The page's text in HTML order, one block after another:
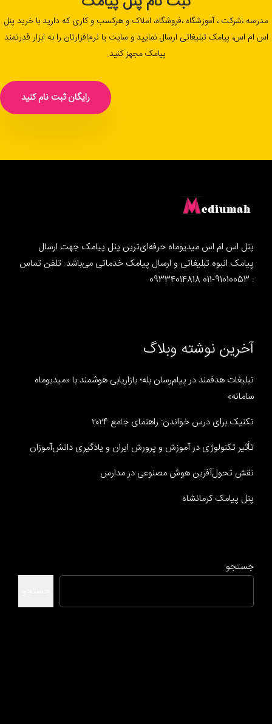
مدرسه ،شرکت ، آموزشگاه ،فروشگاه، املاک و هرکسب و کاری که دارید با خرید پنل
اس ام اس، پیامک تبلیغاتی ارسال نمایید و سایت یا نرم‌افزارتان را به ابزار قدرتمند
پیامک مجهز کنید.
رایگان ثبت نام کنید
پنل اس ام اس میدیوماه حرفه‌ای‌ترین پنل پیامک جهت ارسال
پیامک انبوه تبلیغاتی و ارسال پیامک خدماتی می‌باشد. تلفن تماس
: 91010053-011 09334014818
آخرین نوشته وبلاگ
تبلیغات هدفمند در پیام‌رسان بله؛ بازاریابی هوشمند با «میدیوماه
سامانه»
تکنیک برای درس خواندن: راهنمای جامع ۲۰۲۴
تأثیر تکنولوژی در آموزش و پرورش ایران و یادگیری دانش‌آموزان
نقش تحول‌آفرین هوش مصنوعی در مدارس
پنل پیامک کرمانشاه
جستجو